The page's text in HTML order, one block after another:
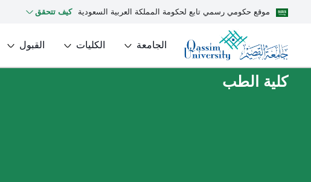
موقع حكومي رسمي تابع لحكومة المملكة العربية السعودية كيف تتحقق
الجامعة الكليات القبول
كلية الطب